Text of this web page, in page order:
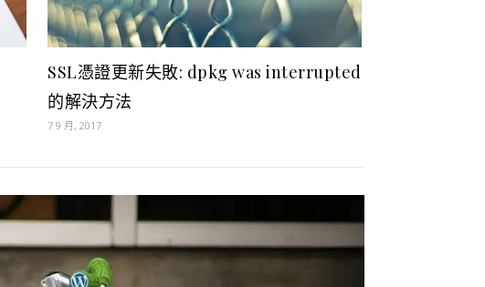
SSL憑證更新失敗: dpkg was interrupted
的解決方法
7 9 月, 2017